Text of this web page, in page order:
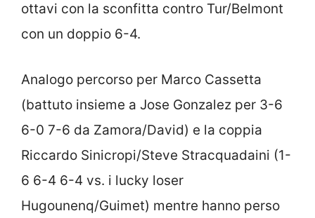
ottavi con la sconfitta contro Tur/Belmont
con un doppio 6-4.
Analogo percorso per Marco Cassetta
(battuto insieme a Jose Gonzalez per 3-6
6-0 7-6 da Zamora/David) e la coppia
Riccardo Sinicropi/Steve Stracquadaini (1-
6 6-4 6-4 vs. i lucky loser
Hugounenq/Guimet) mentre hanno perso